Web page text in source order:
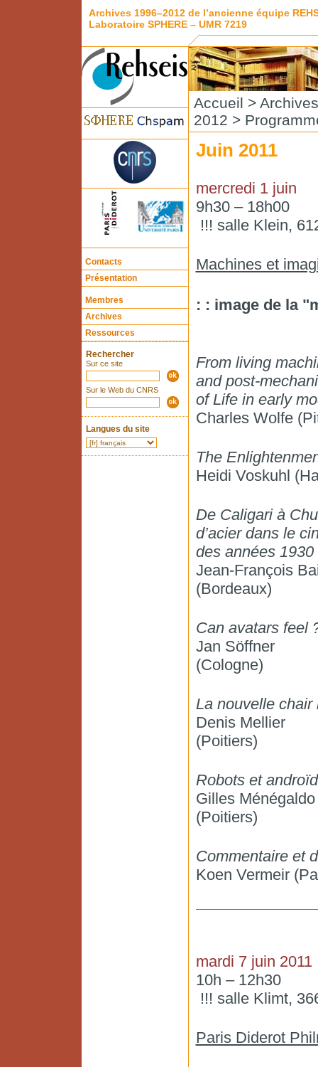
Archives 1996–2012 de l’ancienne équipe
Laboratoire SPHERE – UMR 7219
Contacts
Présentation
Membres
Archives
Ressources
Rechercher
Sur ce site
Sur le Web du CNRS
Langues du site
Accueil > Archives
2012 >
Juin 2011
mercredi 1 juin
9h30 – 18h00
!!! salle Klein,
Machines et
: : image de la
From living
and post-
of Life in early
Charles Wolfe
The
Heidi Voskuhl
De Caligari à
d’acier dans le
des années
Jean-François
(Bordeaux)
Can avatars feel
Jan Söffner
(Cologne)
La nouvelle chair
Denis Mellier
(Poitiers)
Robots et
Gilles Ménégaldo
(Poitiers)
Commentaire et
Koen Vermeir
mardi 7 juin 2011
10h – 12h30
!!! salle Klimt,
Paris Diderot